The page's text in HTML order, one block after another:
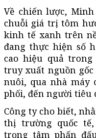
Về chiến lược,
chuỗi giá trị tôm
kinh tế xanh trên
đang thực hiện số
cao hiệu quả
truy xuất nguồn
nuôi, qua nhà máy
phối, đến người tiêu
Công ty cho biết,
thị trường quốc
trọng tâm phấn